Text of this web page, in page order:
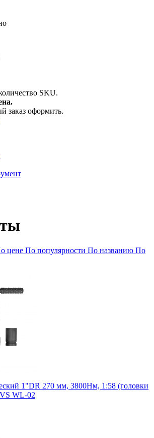
SKU.
заказ оформить.
цене По популярности По названию По
1"DR 270 мм, 3800Нм, 1:58 (головки
WL-02